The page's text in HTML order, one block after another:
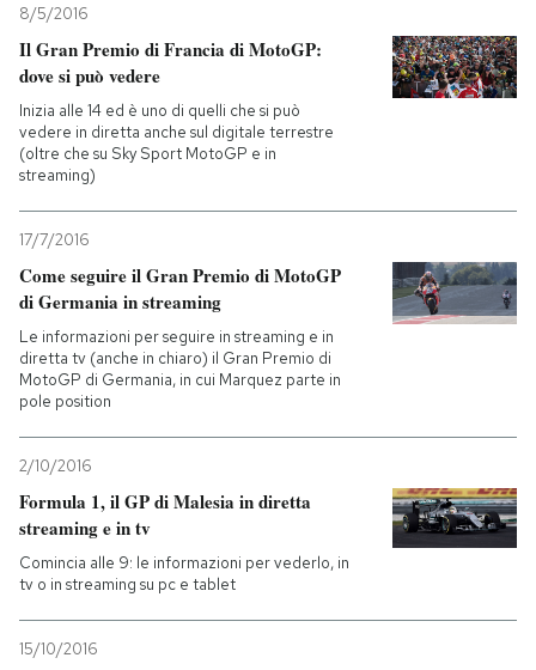
8/5/2016
Il Gran Premio di Francia di MotoGP:
dove si può vedere
Inizia alle 14 ed è uno di quelli che si può
vedere in diretta anche sul digitale terrestre
(oltre che su Sky Sport MotoGP e in
streaming)
17/7/2016
Come seguire il Gran Premio di MotoGP
di Germania in streaming
Le informazioni per seguire in streaming e in
diretta tv (anche in chiaro) il Gran Premio di
MotoGP di Germania, in cui Marquez parte in
pole position
2/10/2016
Formula 1, il GP di Malesia in diretta
streaming e in tv
Comincia alle 9: le informazioni per vederlo, in
tv o in streaming su pc e tablet
15/10/2016